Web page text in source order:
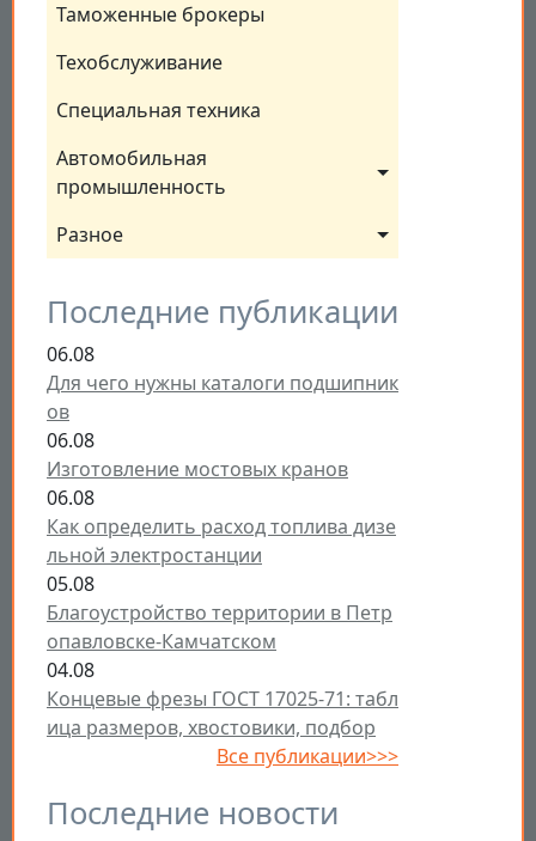
Таможенные брокеры
Техобслуживание
Специальная техника
Автомобильная
промышленность
Разное
Последние публикации
06.08
Для чего нужны каталоги подшипник
ов
06.08
Изготовление мостовых кранов
06.08
Как определить расход топлива дизе
льной электростанции
05.08
Благоустройство территории в Петр
опавловске-Камчатском
04.08
Концевые фрезы ГОСТ 17025-71: табл
ица размеров, хвостовики, подбор
Все публикации>>>
Последние новости